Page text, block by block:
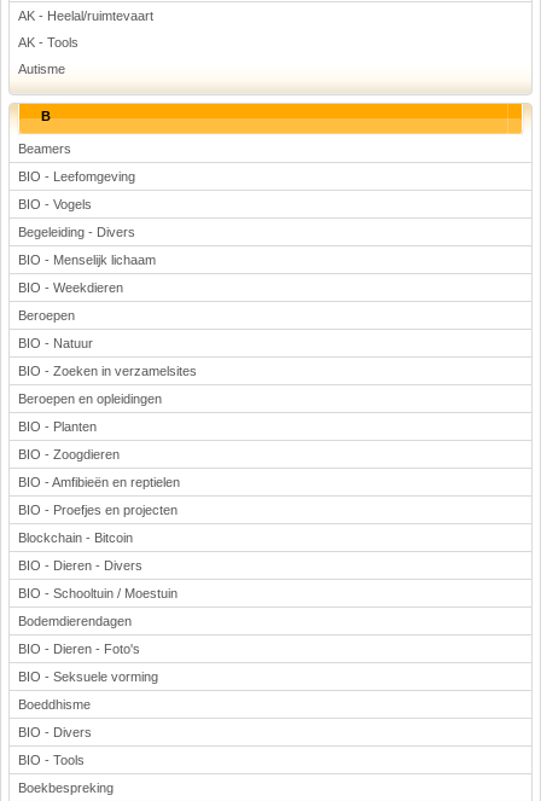
AK - Heelal/ruimtevaart
AK - Tools
Autisme
B
Beamers
BIO - Leefomgeving
BIO - Vogels
Begeleiding - Divers
BIO - Menselijk lichaam
BIO - Weekdieren
Beroepen
BIO - Natuur
BIO - Zoeken in verzamelsites
Beroepen en opleidingen
BIO - Planten
BIO - Zoogdieren
BIO - Amfibieën en reptielen
BIO - Proefjes en projecten
Blockchain - Bitcoin
BIO - Dieren - Divers
BIO - Schooltuin / Moestuin
Bodemdierendagen
BIO - Dieren - Foto's
BIO - Seksuele vorming
Boeddhisme
BIO - Divers
BIO - Tools
Boekbespreking